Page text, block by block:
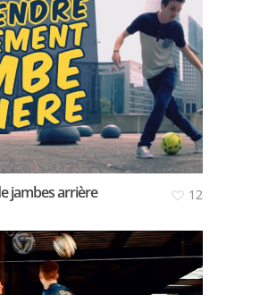
jambes arrière 12